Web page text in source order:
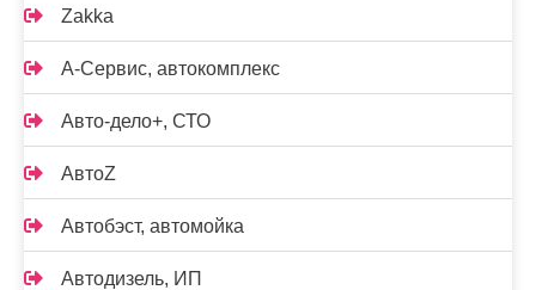
Zakka
А-Сервис, автокомплекс
Авто-дело+, СТО
АвтоZ
Автобэст, автомойка
Автодизель, ИП